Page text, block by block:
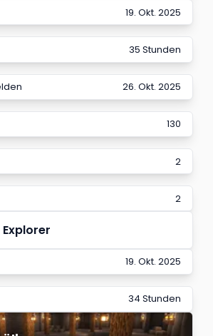
19. Okt. 2025
35 Stunden
26. Okt. 2025
130
2
2
19. Okt. 2025
34 Stunden